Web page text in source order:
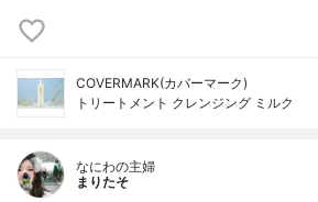
COVERMARK(カバーマーク)
トリートメント クレンジング ミルク
なにわの主婦
まりたそ